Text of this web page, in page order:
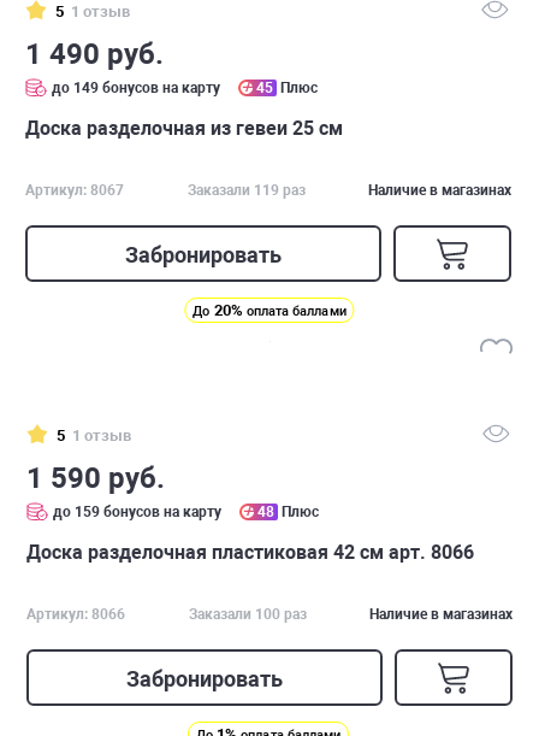
5 1 отзыв
1 490 руб.
до 149 бонусов на карту 45 Плюс
Доска разделочная из гевеи 25 см
Артикул: 8067 Заказали 119 раз Наличие в магазинах
Забронировать
До 20% оплата баллами
5 1 отзыв
1 590 руб.
до 159 бонусов на карту 48 Плюс
Доска разделочная пластиковая 42 см арт. 8066
Артикул: 8066 Заказали 100 раз Наличие в магазинах
Забронировать